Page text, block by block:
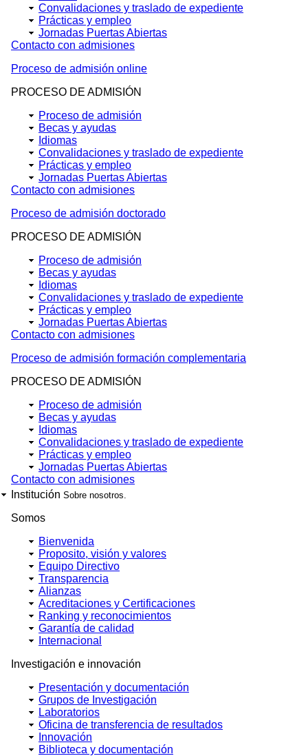
Convalidaciones y traslado de expediente
Prácticas y empleo
Jornadas Puertas Abiertas
Contacto con admisiones
Proceso de admisión online
PROCESO DE ADMISIÓN
Proceso de admisión
Becas y ayudas
Idiomas
Convalidaciones y traslado de expediente
Prácticas y empleo
Jornadas Puertas Abiertas
Contacto con admisiones
Proceso de admisión doctorado
PROCESO DE ADMISIÓN
Proceso de admisión
Becas y ayudas
Idiomas
Convalidaciones y traslado de expediente
Prácticas y empleo
Jornadas Puertas Abiertas
Contacto con admisiones
Proceso de admisión formación complementaria
PROCESO DE ADMISIÓN
Proceso de admisión
Becas y ayudas
Idiomas
Convalidaciones y traslado de expediente
Prácticas y empleo
Jornadas Puertas Abiertas
Contacto con admisiones
Institución Sobre nosotros.
Somos
Bienvenida
Proposito, visión y valores
Equipo Directivo
Transparencia
Alianzas
Acreditaciones y Certificaciones
Ranking y reconocimientos
Garantía de calidad
Internacional
Investigación e innovación
Presentación y documentación
Grupos de Investigación
Laboratorios
Oficina de transferencia de resultados
Innovación
Biblioteca y documentación